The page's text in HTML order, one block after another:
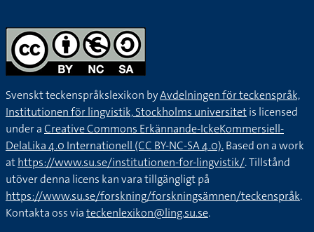
Svenskt teckenspråkslexikon byAvdelningen för teckenspråk,
Institutionen för lingvistik, Stockholms universitetis licensed
under aCreative Commons Erkännande-IckeKommersiell-
DelaLika 4.0 Internationell (CC BY-NC-SA 4.0).Based on a work
athttps://www.su.se/institutionen-for-lingvistik/. Tillstånd
utöver denna licens kan vara tillgängligt på
https://www.su.se/forskning/forskningsämnen/teckenspråk.
Kontakta oss viateckenlexikon@ling.su.se.